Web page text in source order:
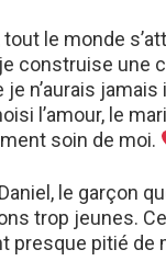
le monde
construise une
je n’aurais
l’amour, le
soin de moi.
le garçon
trop jeunes.
presque pitié